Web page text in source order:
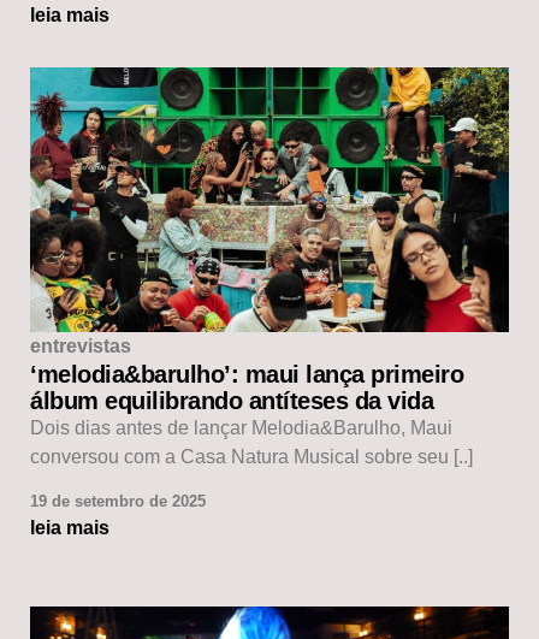
leia mais
entrevistas
‘melodia&barulho’: maui lança primeiro
álbum equilibrando antíteses da vida
Dois dias antes de lançar Melodia&Barulho, Maui
conversou com a Casa Natura Musical sobre seu [..]
19 de setembro de 2025
leia mais